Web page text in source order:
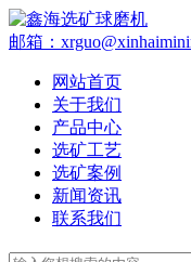
邮箱：
网站首页
关于我们
产品中心
选矿工艺
选矿案例
新闻资讯
联系我们